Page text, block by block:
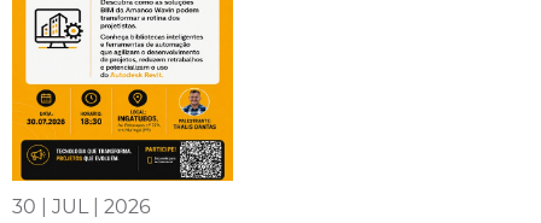
30 | JUL | 2026